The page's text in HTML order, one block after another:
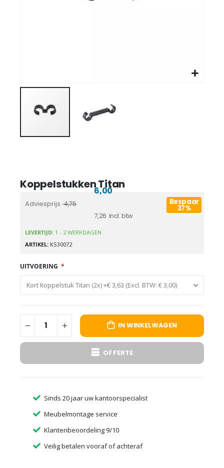
Koppelstukken Titan
Adviesprijs 4,75
7,26
6,00
Bespaar
37%
LEVERTIJD: 1 - 2 WERKDAGEN
ARTIKEL KS30072
UITVOERING
IN WINKELWAGEN
OFFERTE
Sinds 20 jaar uw kantoorspecialist
Meubelmontage service
Klantenbeoordeling 9/10
Veilig betalen vooraf of achteraf